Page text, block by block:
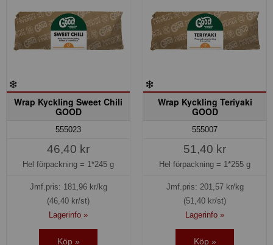
Wrap Kyckling Sweet Chili
GOOD
555023
46,40 kr
Hel förpackning = 1*245 g
Jmf.pris: 181,96kr/kg
(46,40 kr/st)
Lagerinfo »
Köp »
Wrap Kyckling Teriyaki
GOOD
555007
51,40 kr
Hel förpackning = 1*255 g
Jmf.pris: 201,57kr/kg
(51,40 kr/st)
Lagerinfo »
Köp »